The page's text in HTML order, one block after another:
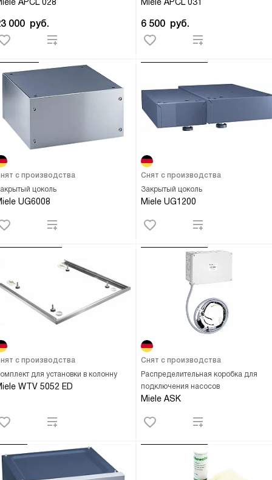
000 руб. 6 500 руб.
цоколь
UG6008
с производства
Закрытый цоколь
Miele UG1200
Снят с производства
для установки в колонну
WTV 5052 ED
с производства
Распределительная коробка для
подключения насосов
Miele ASK
Снят с производства